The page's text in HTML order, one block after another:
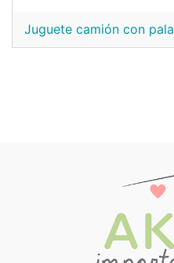
Juguete camión con pala